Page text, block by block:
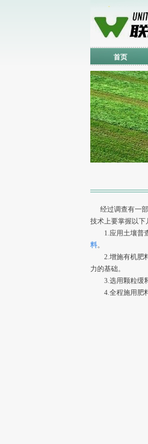
首页
经过调查有一部
技术上要掌握以下
1.应用土壤普查
料。
2.增施有机肥料
力的基础。
3.选用颗粒缓释
4.全程施用肥料